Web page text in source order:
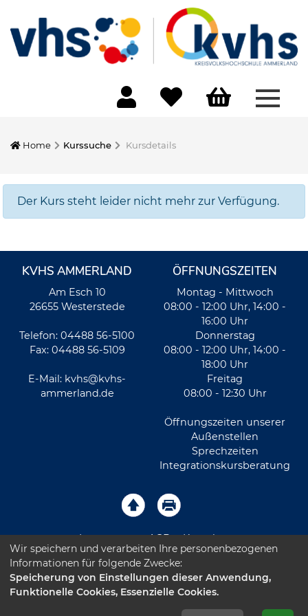
Home Kurssuche Kursdetails
Der Kurs steht leider nicht mehr zur Verfügung.
KVHS AMMERLAND
Am Esch 10
26655 Westerstede
Telefon: 04488 56-5100
Fax: 04488 56-5109
E-Mail: kvhs@kvhs-
ammerland.de
ÖFFNUNGSZEITEN
Montag - Mittwoch
08:00 - 12:00 Uhr, 14:00 -
16:00 Uhr
Donnerstag
08:00 - 12:00 Uhr, 14:00 -
18:00 Uhr
Freitag
08:00 - 12:30 Uhr
Öffnungszeiten unserer
Außenstellen
Sprechzeiten
Integrationskursberatung
Impressum AGB Kontakt
Sitemap Datenschutz Leichte Sprache
Barrierefreiheitserklärung
Wir speichern und verarbeiten Ihre personenbezogenen
Informationen für folgende Zwecke:
Speicherung von Einstellungen dieser Anwendung,
Funktionelle Cookies, Essenzielle Cookies.